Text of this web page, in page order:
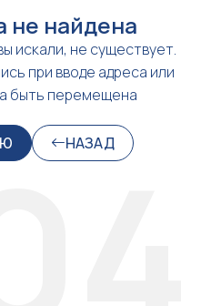
не найдена
искали, не существует.
при вводе адреса или
быть перемещена
НАЗАД